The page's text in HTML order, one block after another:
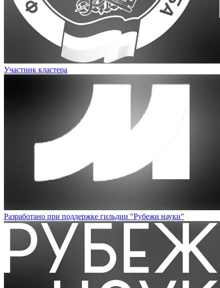
Участник кластера
Разработано при поддержке гильдии "Рубежи науки"